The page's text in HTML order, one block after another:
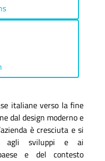
italiane verso la fine
dal design moderno e
è cresciuta e si
agli sviluppi e ai
e del contesto